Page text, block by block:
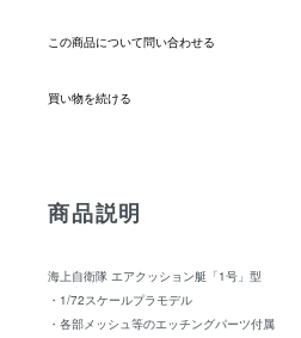
この商品について問い合わせる
買い物を続ける
商品説明
海上自衛隊 エアクッション艇「1号」型
・1/72スケールプラモデル
・各部メッシュ等のエッチングパーツ付属